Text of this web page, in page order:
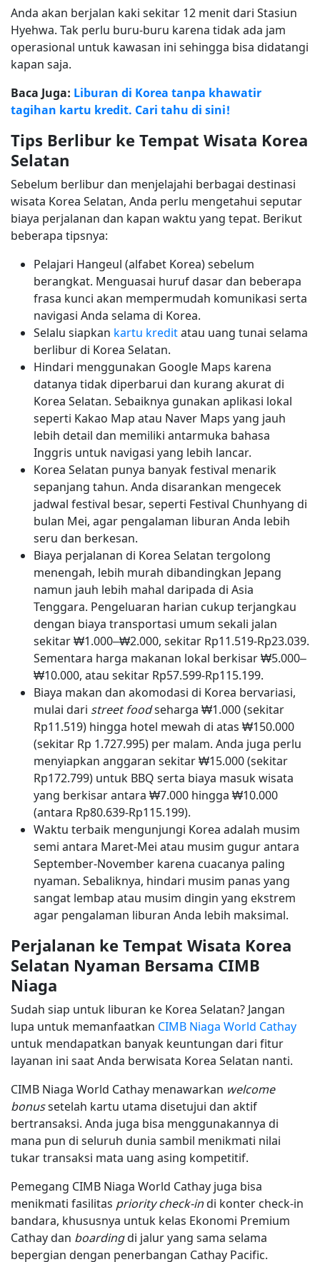
Anda akan berjalan kaki sekitar 12 menit dari Stasiun
Hyehwa. Tak perlu buru-buru karena tidak ada jam
operasional untuk kawasan ini sehingga bisa didatangi
kapan saja.
Baca Juga: Liburan di Korea tanpa khawatir
tagihan kartu kredit. Cari tahu di sini!
Tips Berlibur ke Tempat Wisata Korea
Selatan
Sebelum berlibur dan menjelajahi berbagai destinasi
wisata Korea Selatan, Anda perlu mengetahui seputar
biaya perjalanan dan kapan waktu yang tepat. Berikut
beberapa tipsnya:
Pelajari Hangeul (alfabet Korea) sebelum
berangkat. Menguasai huruf dasar dan beberapa
frasa kunci akan mempermudah komunikasi serta
navigasi Anda selama di Korea.
Selalu siapkan kartu kreditatau uang tunai selama
berlibur di Korea Selatan.
Hindari menggunakan Google Maps karena
datanya tidak diperbarui dan kurang akurat di
Korea Selatan. Sebaiknya gunakan aplikasi lokal
seperti Kakao Map atau Naver Maps yang jauh
lebih detail dan memiliki antarmuka bahasa
Inggris untuk navigasi yang lebih lancar.
Korea Selatan punya banyak festival menarik
sepanjang tahun. Anda disarankan mengecek
jadwal festival besar, seperti Festival Chunhyang di
bulan Mei, agar pengalaman liburan Anda lebih
seru dan berkesan.
Biaya perjalanan di Korea Selatan tergolong
menengah, lebih murah dibandingkan Jepang
namun jauh lebih mahal daripada di Asia
Tenggara. Pengeluaran harian cukup terjangkau
dengan biaya transportasi umum sekali jalan
sekitar ₩1.000–₩2.000, sekitar Rp11.519-Rp23.039.
Sementara harga makanan lokal berkisar ₩5.000–
₩10.000, atau sekitar Rp57.599-Rp115.199.
Biaya makan dan akomodasi di Korea bervariasi,
mulai dari street foodseharga ₩1.000 (sekitar
Rp11.519) hingga hotel mewah di atas ₩150.000
(sekitar Rp 1.727.995) per malam. Anda juga perlu
menyiapkan anggaran sekitar ₩15.000 (sekitar
Rp172.799) untuk BBQ serta biaya masuk wisata
yang berkisar antara ₩7.000 hingga ₩10.000
(antara Rp80.639-Rp115.199).
Waktu terbaik mengunjungi Korea adalah musim
semi antara Maret-Mei atau musim gugur antara
September-November karena cuacanya paling
nyaman. Sebaliknya, hindari musim panas yang
sangat lembap atau musim dingin yang ekstrem
agar pengalaman liburan Anda lebih maksimal.
Perjalanan ke Tempat Wisata Korea
Selatan Nyaman Bersama CIMB
Niaga
Sudah siap untuk liburan ke Korea Selatan? Jangan
lupa untuk memanfaatkan CIMB Niaga World Cathay
untuk mendapatkan banyak keuntungan dari fitur
layanan ini saat Anda berwisata Korea Selatan nanti.
CIMB Niaga World Cathay menawarkan welcome
bonussetelah kartu utama disetujui dan aktif
bertransaksi. Anda juga bisa menggunakannya di
mana pun di seluruh dunia sambil menikmati nilai
tukar transaksi mata uang asing kompetitif.
Pemegang CIMB Niaga World Cathay juga bisa
menikmati fasilitas priority check-indi konter check-in
bandara, khususnya untuk kelas Ekonomi Premium
Cathay dan boardingdi jalur yang sama selama
bepergian dengan penerbangan Cathay Pacific.